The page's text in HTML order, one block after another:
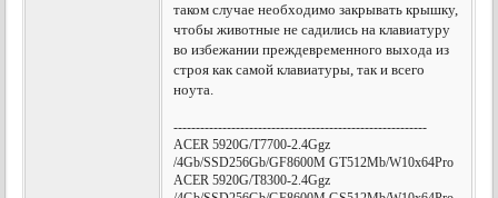
таком случае необходимо закрывать крышку,
чтобы животные не садились на клавиатуру
во избежании преждевременного выхода из
строя как самой клавиатуры, так и всего
ноута.
---------------------------------------------------------
ACER 5920G/T7700-2.4Ggz
/4Gb/SSD256Gb/GF8600M GT512Mb/W10x64Pro
ACER 5920G/T8300-2.4Ggz